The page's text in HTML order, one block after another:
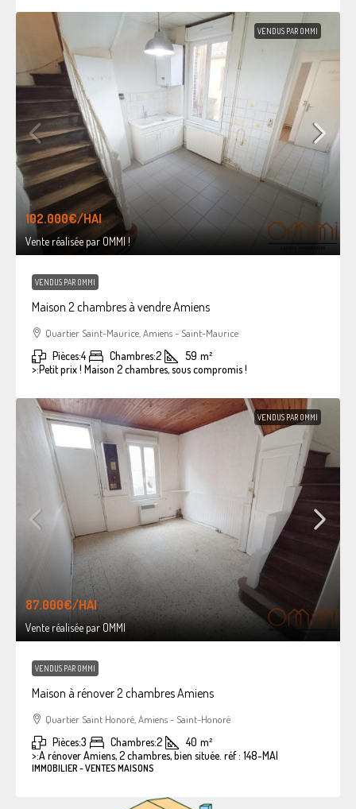
VENDUS PAR OMMI
102.000€/HAI
Vente réalisée par OMMI !
VENDUS PAR OMMI
Maison 2 chambres à vendre Amiens
Quartier Saint-Maurice, Amiens - Saint-Maurice
Pièces:4 Chambres:2 59 m²
>:Petit prix ! Maison 2 chambres, sous compromis !
VENDUS PAR OMMI
87.000€/HAI
Vente réalisée par OMMI
VENDUS PAR OMMI
Maison à rénover 2 chambres Amiens
Quartier Saint Honoré, Amiens - Saint-Honoré
Pièces:3 Chambres:2 40 m²
>:A rénover Amiens, 2 chambres, bien située. réf : 148-MAI
IMMOBILIER - VENTES MAISONS